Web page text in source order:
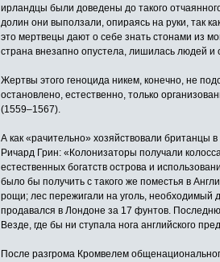
ирландцы были доведены до такого
долин они выползали, опираясь на руки, так
это мертвецы дают о себе знать стонами из
страна внезапно опустела, лишилась людей и
Жертвы этого геноцида никем, конечно, не
остановлено, естественно, только
(1559–1567).
А как «рачительно» хозяйствовали британцы
Ричард Грин: «Колонизаторы получали
естественных богатств острова и
было бы получить с такого же поместья в
рощи; лес пережигали на уголь, необходимый
продавался в Лондоне за 17 фунтов.
Везде, где бы ни ступала нога английского
После разгрома Кромвелем